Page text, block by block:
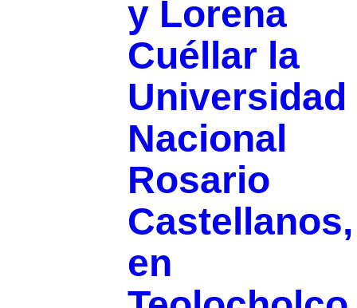
y Lorena
Cuéllar la
Universidad
Nacional
Rosario
Castellanos,
en